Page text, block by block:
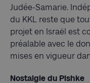
Judée-Samarie.
du KKL reste que
projet en Israël est
préalable avec le
mises en vigueur
Nostalgie du Pishke